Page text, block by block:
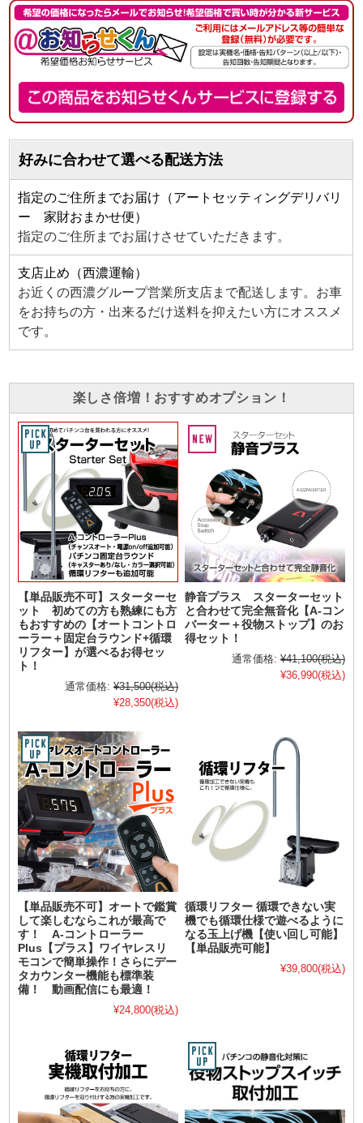
好みに合わせて選べる配送方法
指定のご住所までお届け（アートセッティングデリバリ
ー 家財おまかせ便）
指定のご住所までお届けさせていただきます。
支店止め（西濃運輸）
お近くの西濃グループ営業所支店まで配送します。お車
をお持ちの方・出来るだけ送料を抑えたい方にオススメ
です。
楽しさ倍増！おすすめオプション！
【単品販売不可】スターターセ
ット 初めての方も熟練にも方
もおすすめの【オートコントロ
ーラー＋固定台ラウンド+循環
リフター】が選べるお得セッ
ト！
通常価格: ¥31,500(税込)
¥28,350(税込)
静音プラス スターターセット
と合わせて完全無音化【A-コン
バーター＋役物ストップ】のお
得セット！
通常価格: ¥41,100(税込)
¥36,990(税込)
【単品販売不可】オートで鑑賞
して楽しむならこれが最高で
す！ A-コントローラー
Plus【プラス】ワイヤレスリ
モコンで簡単操作！さらにデー
タカウンター機能も標準装
備！ 動画配信にも最適！
¥24,800(税込)
循環リフター 循環できない実
機でも循環仕様で遊べるように
なる玉上げ機【使い回し可能】
【単品販売可能】
¥39,800(税込)